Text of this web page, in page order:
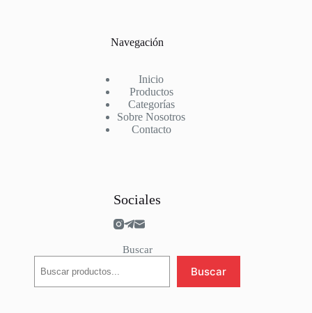
Navegación
Inicio
Productos
Categorías
Sobre Nosotros
Contacto
Sociales
Buscar
Buscar